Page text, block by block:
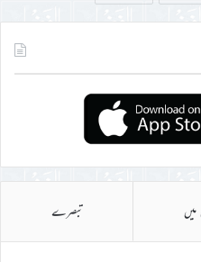
تبصرے